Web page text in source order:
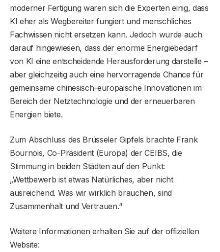
moderner Fertigung waren sich die Experten einig, dass
KI eher als Wegbereiter fungiert und menschliches
Fachwissen nicht ersetzen kann. Jedoch wurde auch
darauf hingewiesen, dass der enorme Energiebedarf
von KI eine entscheidende Herausforderung darstelle –
aber gleichzeitig auch eine hervorragende Chance für
gemeinsame chinesisch-europäische Innovationen im
Bereich der Netztechnologie und der erneuerbaren
Energien biete.
Zum Abschluss des Brüsseler Gipfels brachte Frank
Bournois, Co-Präsident (Europa) der CEIBS, die
Stimmung in beiden Städten auf den Punkt:
„Wettbewerb ist etwas Natürliches, aber nicht
ausreichend. Was wir wirklich brauchen, sind
Zusammenhalt und Vertrauen.“
Weitere Informationen erhalten Sie auf der offiziellen
Website: